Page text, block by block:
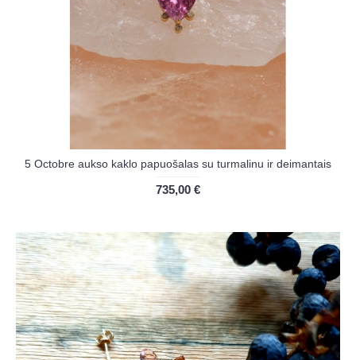
5 Octobre aukso kaklo papuošalas su turmalinu ir deimantais
735,00 €